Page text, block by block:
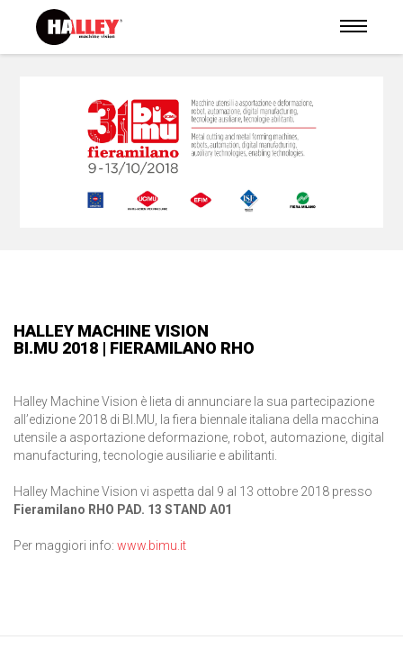
HALLEY MACHINE VISION
BI.MU 2018 | FIERAMILANO RHO
Halley Machine Vision è lieta di annunciare la sua partecipazione
all’edizione 2018 di BI.MU, la fiera biennale italiana della macchina
utensile a asportazione deformazione, robot, automazione, digital
manufacturing, tecnologie ausiliarie e abilitanti.
Halley Machine Vision vi aspetta dal 9 al 13 ottobre 2018 presso
Fieramilano RHO PAD. 13 STAND A01
Per maggiori info: www.bimu.it